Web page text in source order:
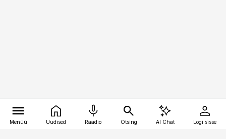
Menüü Uudised Raadio Otsing AI Chat Logi sisse